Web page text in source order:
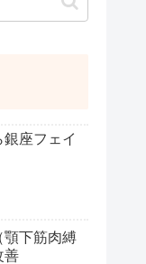
座フェイ
顎下筋肉縛
善